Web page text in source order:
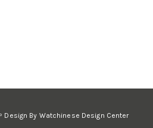
Design By Watchinese Design Center